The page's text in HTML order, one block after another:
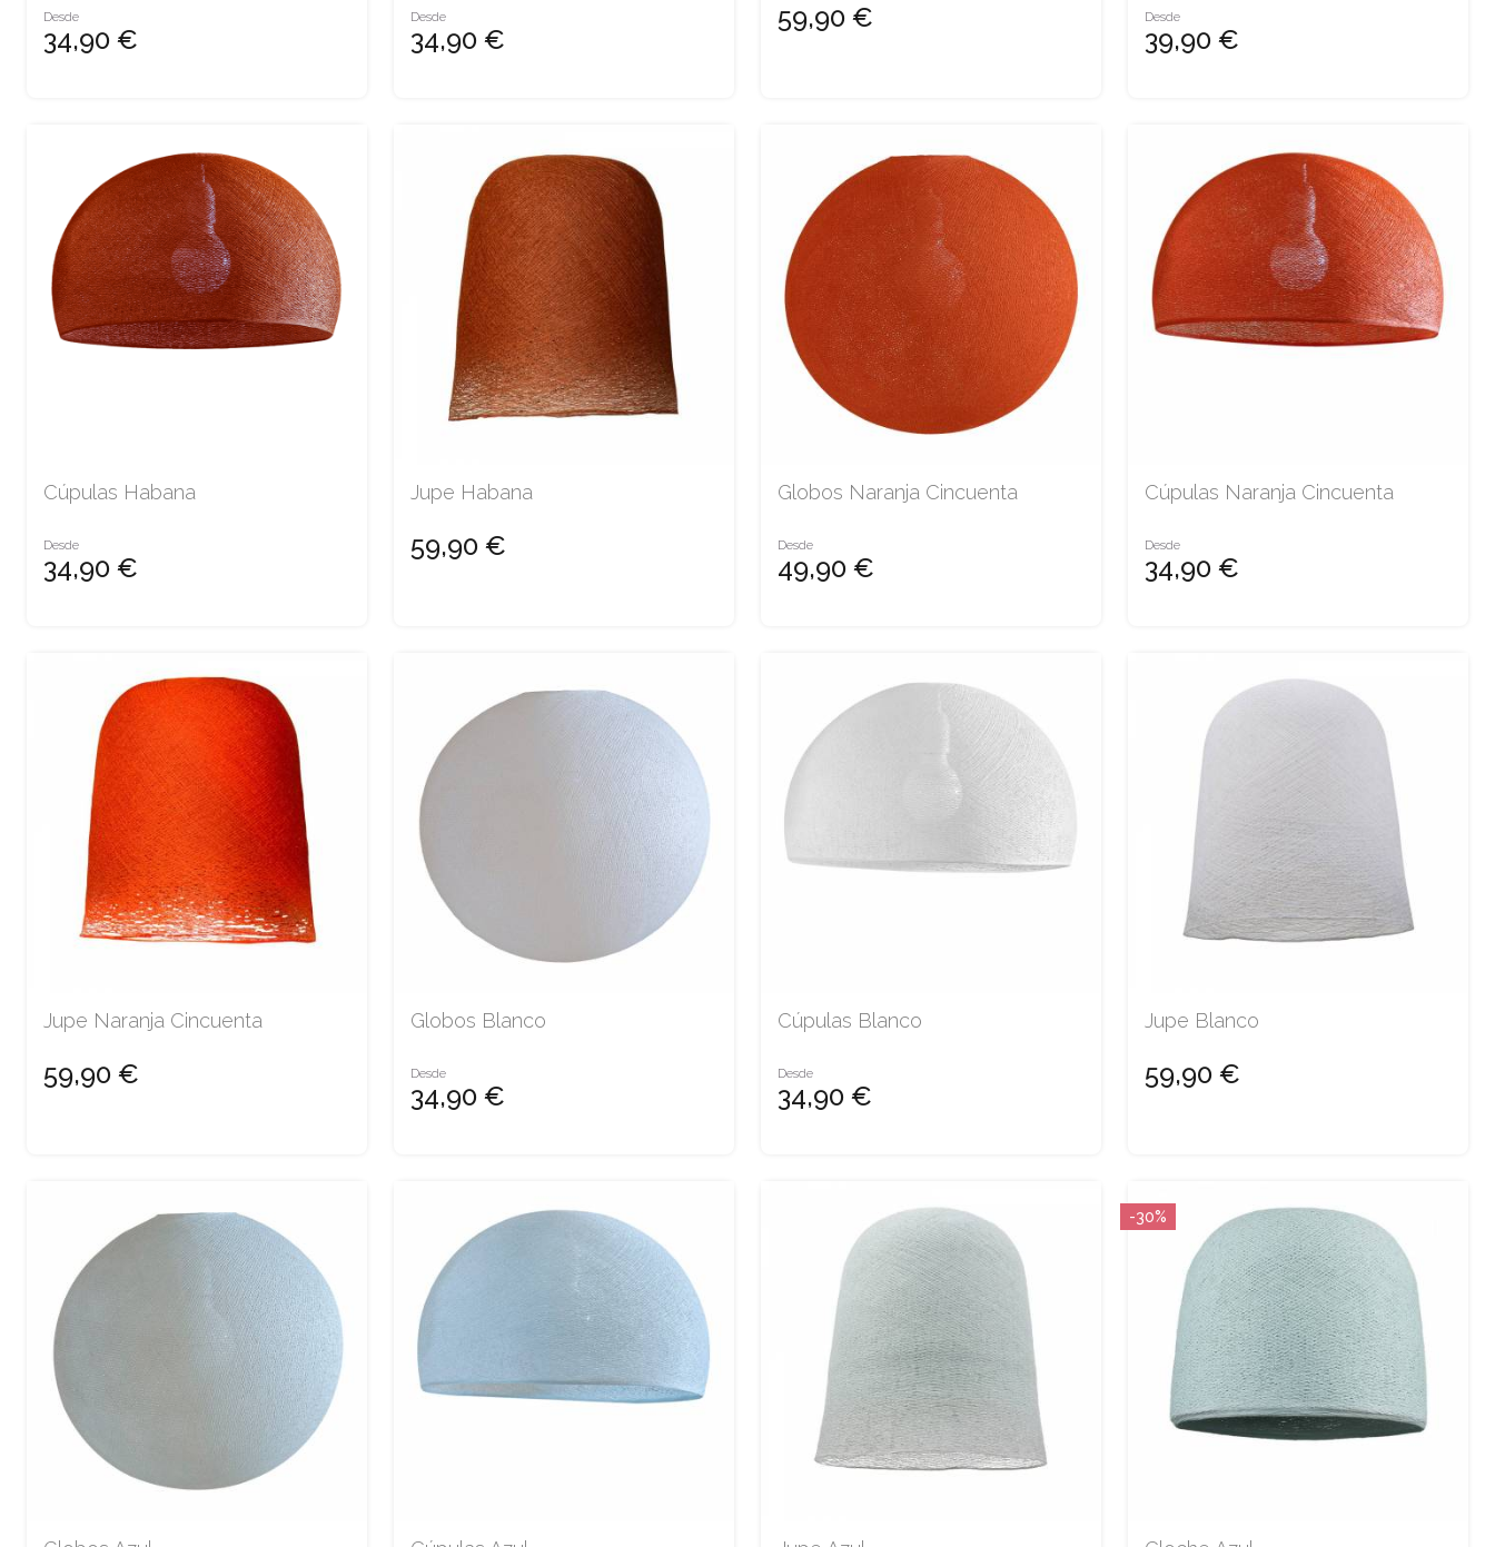
Desde
34,90 €
Desde
34,90 €
59,90 € Desde
39,90 €
Cúpulas Habana
Desde
34,90 €
Jupe Habana
59,90 €
Globos Naranja Cincuenta
Desde
49,90 €
Cúpulas Naranja Cincuenta
Desde
34,90 €
Jupe Naranja Cincuenta
59,90 €
Globos Blanco
Desde
34,90 €
Cúpulas Blanco
Desde
34,90 €
Jupe Blanco
59,90 €
-30%